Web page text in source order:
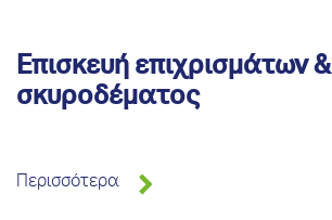
Επισκευή επιχρισμάτων &
σκυροδέματος
Περισσότερα